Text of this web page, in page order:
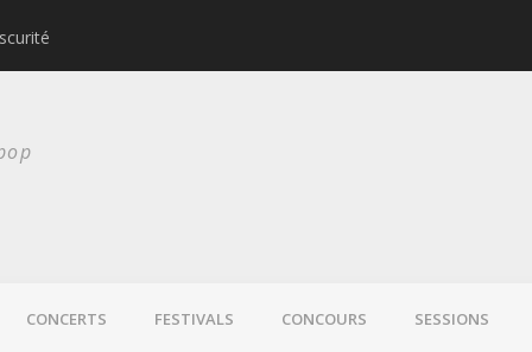
CONCERTS FESTIVALS CONCOURS SESSIONS